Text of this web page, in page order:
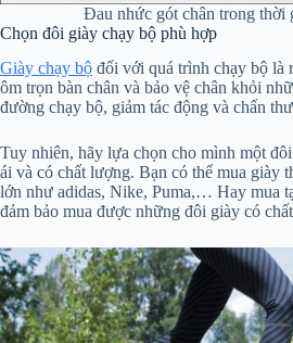
Đau nhức gót chân trong thời
Chọn đôi giày chạy bộ phù hợp
Giày chạy bộ đối với quá trình chạy bộ là
ôm trọn bàn chân và bảo vệ chân khỏi
đường chạy bộ, giảm tác động và chấn
Tuy nhiên, hãy lựa chọn cho mình một
ái và có chất lượng. Bạn có thể mua giày
lớn như adidas, Nike, Puma,… Hay mua
đảm bảo mua được những đôi giày có